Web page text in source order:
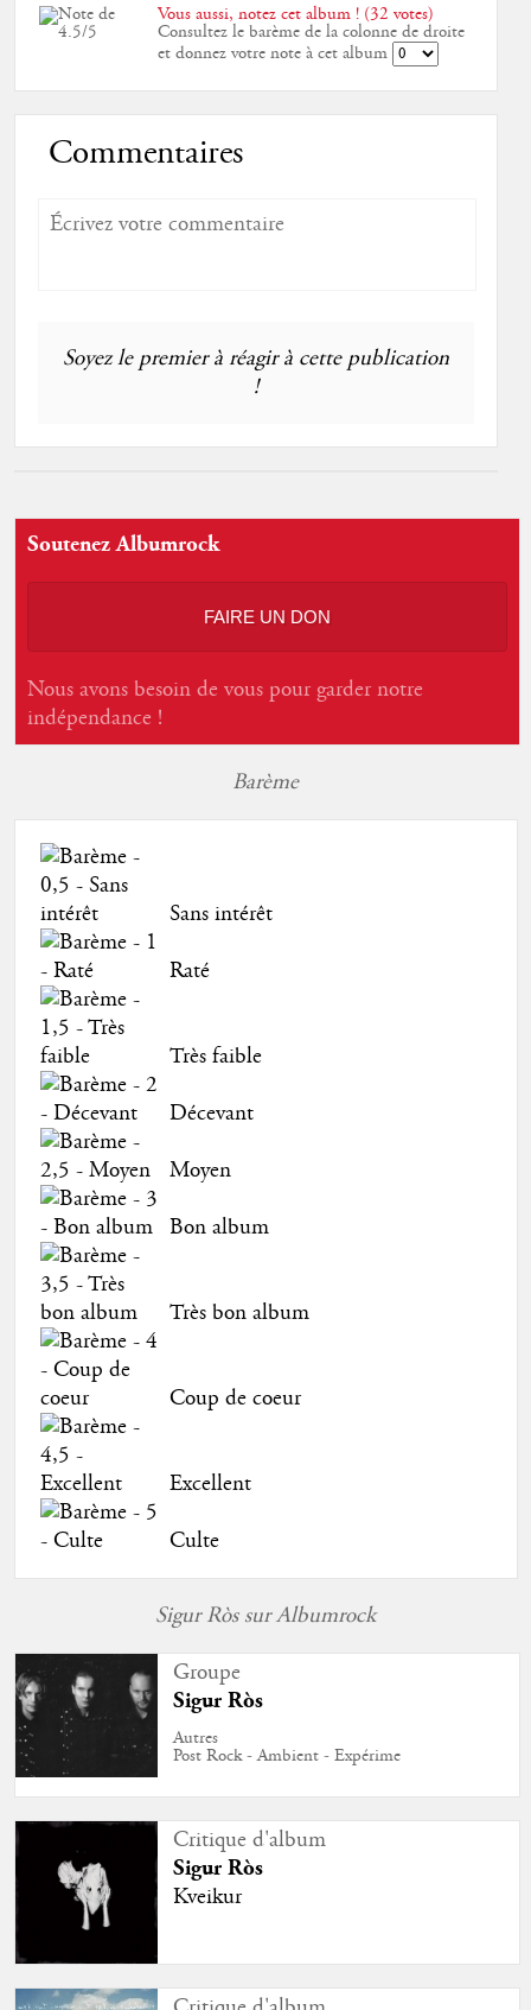
Vous aussi, notez cet album ! (32 votes)
Consultez le barème de la colonne de droite
et donnez votre note à cet album
Commentaires
Soyez le premier à réagir à cette publication
!
Soutenez Albumrock
FAIRE UN DON
Nous avons besoin de vous pour garder notre
indépendance !
Barème
Sans intérêt
Raté
Très faible
Décevant
Moyen
Bon album
Très bon album
Coup de coeur
Excellent
Culte
Sigur Ròs sur Albumrock
Groupe
Sigur Ròs
Autres
Post Rock - Ambient - Expérime
Critique d'album
Sigur Ròs
Kveikur